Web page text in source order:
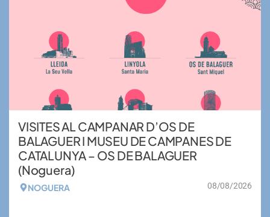
VISITES AL CAMPANAR D’OS DE
BALAGUER I MUSEU DE CAMPANES DE
CATALUNYA – OS DE BALAGUER
(Noguera)
NOGUERA 08/08/2026